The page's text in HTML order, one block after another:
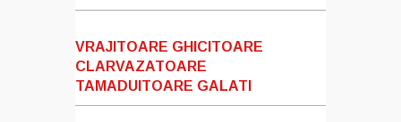
VRAJITOARE GHICITOARE
CLARVAZATOARE
TAMADUITOARE GALATI